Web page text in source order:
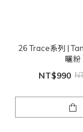
26 Trace系列 |
曬粉
NT$990